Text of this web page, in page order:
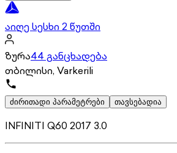
აიღე სესხი 2 წუთში
ზურა44 განცხადება
თბილისი, Varkerili
ძირითადი პარამეტრები თავსებადია
INFINITI Q60 2017 3.0